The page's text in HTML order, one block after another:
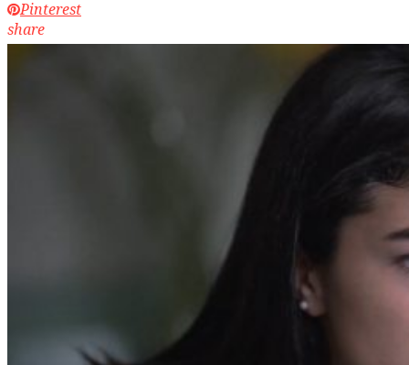
Pinterest
share